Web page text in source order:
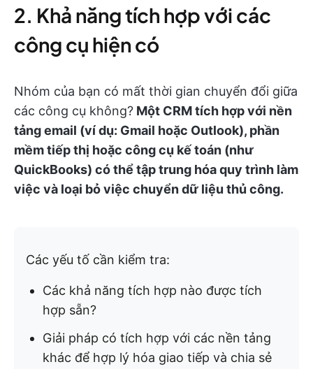
2. Khả năng tích hợp với các
công cụ hiện có
Nhóm của bạn có mất thời gian chuyển đổi giữa
các công cụ không? Một CRM tích hợp với nền
tảng email (ví dụ: Gmail hoặc Outlook), phần
mềm tiếp thị hoặc công cụ kế toán (như
QuickBooks) có thể tập trung hóa quy trình làm
việc và loại bỏ việc chuyển dữ liệu thủ công.
Các yếu tố cần kiểm tra:
Các khả năng tích hợp nào được tích
hợp sẵn?
Giải pháp có tích hợp với các nền tảng
khác để hợp lý hóa giao tiếp và chia sẻ